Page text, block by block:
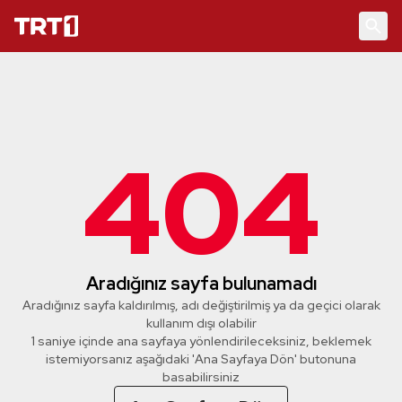
404
Aradığınız sayfa bulunamadı
Aradığınız sayfa kaldırılmış, adı değiştirilmiş ya da geçici olarak
kullanım dışı olabilir
1 saniye içinde ana sayfaya yönlendirileceksiniz, beklemek
istemiyorsanız aşağıdaki 'Ana Sayfaya Dön' butonuna
basabilirsiniz